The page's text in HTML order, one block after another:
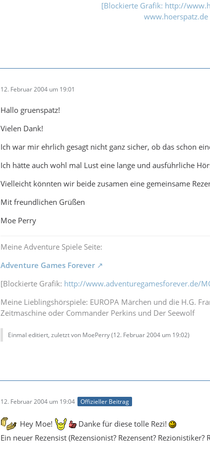
[Blockierte Grafik: http://
12. Februar 2004 um 19:01
Hallo gruenspatz!
Vielen Dank!
Ich war mir ehrlich gesagt nicht ganz sicher, ob das schon
Ich hätte auch wohl mal Lust eine lange und ausführliche
Vielleicht könnten wir beide zusamen eine gemeinsame
Mit freundlichen Grüßen
Moe Perry
Meine Adventure Spiele Seite:
Adventure Games Forever
[Blockierte Grafik: http://www.adventuregamesforever.de/
Meine Lieblingshörspiele: EUROPA Märchen und die H.G.
Zeitmaschine oder Commander Perkins und Der Seewolf
Einmal editiert, zuletzt von MoePerry (12. Februar 2004 um 19:02)
12. Februar 2004 um 19:04 Offizieller Beitrag
Hey Moe!
Danke für diese tolle Rezi!
Ein neuer Rezensist (Rezensionist? Rezensent?